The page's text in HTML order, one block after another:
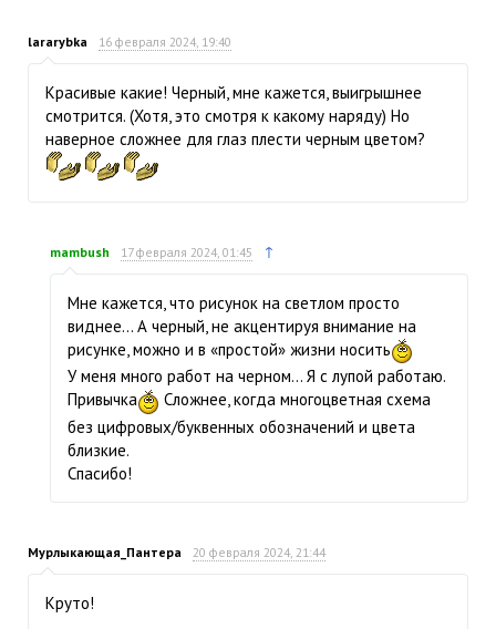
lararybka 16 февраля 2024, 19:40
Красивые какие! Черный, мне кажется, выигрышнее
смотрится. (Хотя, это смотря к какому наряду) Но
наверное сложнее для глаз плести черным цветом?
mambush 17 февраля 2024, 01:45 ↑
Мне кажется, что рисунок на светлом просто
виднее… А черный, не акцентируя внимание на
рисунке, можно и в «простой» жизни носить
У меня много работ на черном… Я с лупой работаю.
Привычка
Сложнее, когда многоцветная схема
без цифровых/буквенных обозначений и цвета
близкие.
Спасибо!
Мурлыкающая_Пантера 20 февраля 2024, 21:44
Круто!